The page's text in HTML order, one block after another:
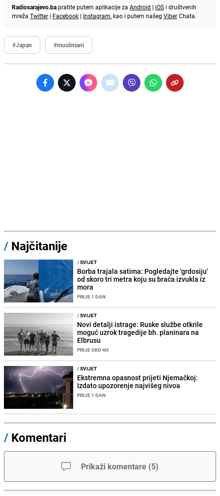
Radiosarajevo.bapratite putem aplikacije za Android | iOS i društvenih
mreža Twitter | Facebook | Instagram, kao i putem našeg ViberChata.
#Japan #muslimani
/ Najčitanije
/SVIJET
Borba trajala satima: Pogledajte 'grdosiju'
od skoro tri metra koju su braća izvukla iz
mora
PRIJE 1 DAN
/SVIJET
Novi detalji istrage: Ruske službe otkrile
moguć uzrok tragedije bh. planinara na
Elbrusu
PRIJE OKO 4H
/SVIJET
Ekstremna opasnost prijeti Njemačkoj:
Izdato upozorenje najvišeg nivoa
PRIJE 1 DAN
/ Komentari
Prikaži komentare (5)